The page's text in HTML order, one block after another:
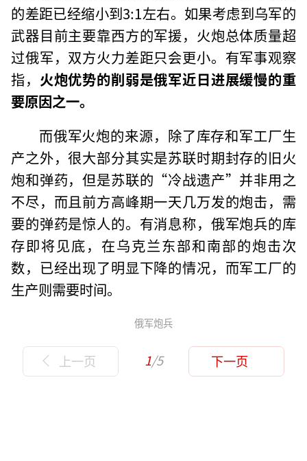
的差距已经缩小到3:1左右。如果考虑到乌军的
武器目前主要靠西方的军援，火炮总体质量超
过俄军，双方火力差距只会更小。有军事观察
指， 火炮优势的削弱是俄军近日进展缓慢的重
要原因之一。
而俄军火炮的来源，除了库存和军工厂生
产之外，很大部分其实是苏联时期封存的旧火
炮和弹药，但是苏联的“冷战遗产”并非用之
不尽，而且前方高峰期一天几万发的炮击，需
要的弹药是惊人的。有消息称，俄军炮兵的库
存即将见底，在乌克兰东部和南部的炮击次
数，已经出现了明显下降的情况，而军工厂的
生产则需要时间。
俄军炮兵
上一页 1/5 下一页